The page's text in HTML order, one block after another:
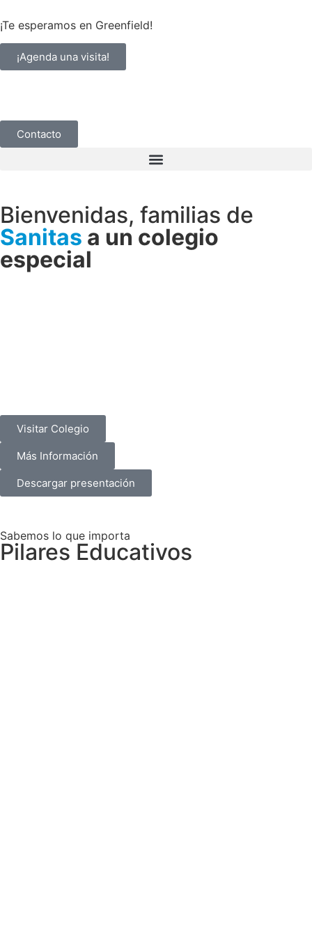
¡Te esperamos en Greenfield!
¡Agenda una visita!
Contacto
Bienvenidas, familias de
Sanitas a un colegio
especial
Visitar Colegio
Más Información
Descargar presentación
Sabemos lo que importa
Pilares Educativos